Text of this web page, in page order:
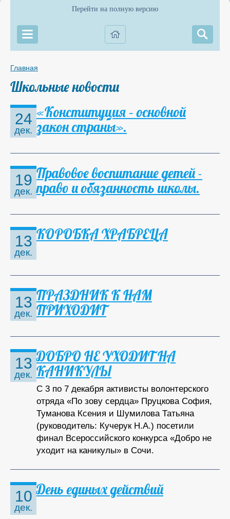
Перейти на полную версию
Главная
Школьные новости
24
дек.
«Конституция – основной
закон страны».
19
дек.
Правовое воспитание детей -
право и обязанность школы.
13
дек.
КОРОБКА ХРАБРЕЦА
13
дек.
ПРАЗДНИК К НАМ
ПРИХОДИТ
13
дек.
ДОБРО НЕ УХОДИТ НА
КАНИКУЛЫ
С 3 по 7 декабря активисты волонтерского
отряда «По зову сердца» Пруцкова София,
Туманова Ксения и Шумилова Татьяна
(руководитель: Кучерук Н.А.) посетили
финал Всероссийского конкурса «Добро не
уходит на каникулы» в Сочи.
10
дек.
День единых действий